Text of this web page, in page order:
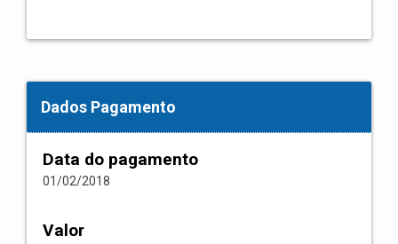
Dados Pagamento
Data do pagamento
01/02/2018
Valor